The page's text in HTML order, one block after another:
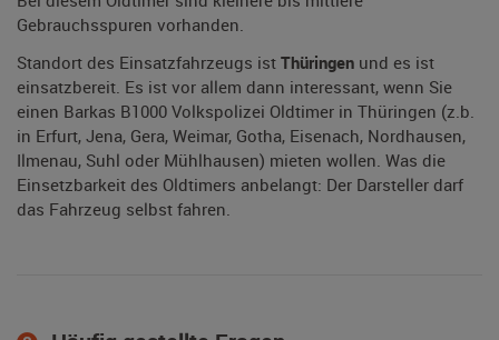
Gebrauchsspuren vorhanden.
Standort des Einsatzfahrzeugs ist Thüringen und es ist
einsatzbereit. Es ist vor allem dann interessant, wenn Sie
einen Barkas B1000 Volkspolizei Oldtimer in Thüringen (z.b.
in Erfurt, Jena, Gera, Weimar, Gotha, Eisenach, Nordhausen,
Ilmenau, Suhl oder Mühlhausen) mieten wollen. Was die
Einsetzbarkeit des Oldtimers anbelangt: Der Darsteller darf
das Fahrzeug selbst fahren.